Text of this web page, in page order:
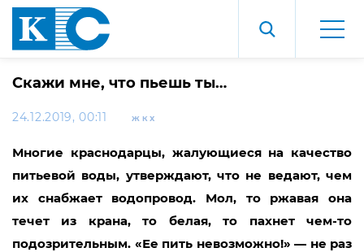
Скажи мне, что пьешь ты…
24.12.2019, 00:11 ЖКХ
Многие краснодарцы, жалующиеся на качество
питьевой воды, утверждают, что не ведают, чем
их снабжает водопровод. Мол, то ржавая она
течет из крана, то белая, то пахнет чем-то
подозрительным. «Ее пить невозможно!» — не раз